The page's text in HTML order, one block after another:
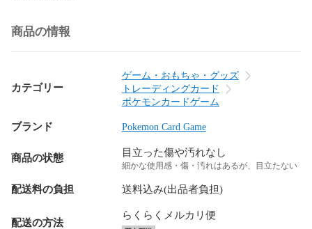
商品の情報
カテゴリー
ゲーム・おもちゃ・グッズ
トレーディングカード
ポケモンカードゲーム
ブランド Pokemon Card Game
商品の状態 目立った傷や汚れなし
細かな使用感・傷・汚れはあるが、目立たない
配送料の負担 送料込み(出品者負担)
配送の方法
らくらくメルカリ便